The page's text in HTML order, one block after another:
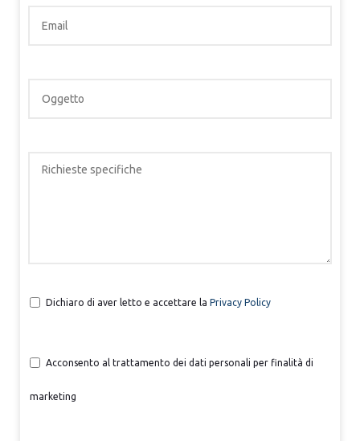
Dichiaro di aver letto e accettare la Privacy Policy
Acconsento al trattamento dei dati personali per finalità di
marketing